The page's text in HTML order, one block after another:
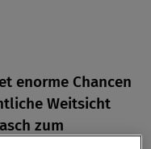
enorme Chancen
Weitsicht
zum